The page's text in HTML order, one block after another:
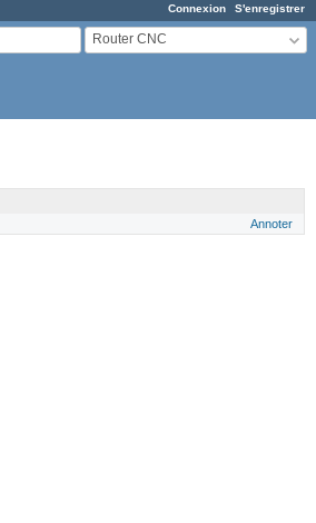
Connexion S'enregistrer
Router CNC
Annoter